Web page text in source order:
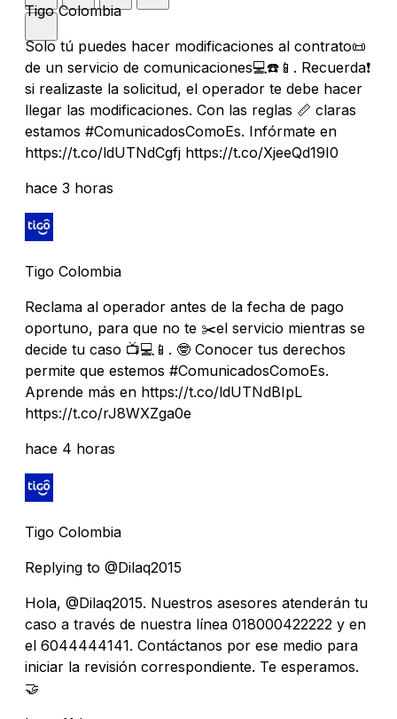
Tigo Colombia
Solo tú puedes hacer modificaciones al contrato📜
de un servicio de comunicaciones💻☎️📱. Recuerda❗
si realizaste la solicitud, el operador te debe hacer
llegar las modificaciones. Con las reglas 📏 claras
estamos #ComunicadosComoEs. Infórmate en
https://t.co/ldUTNdCgfj https://t.co/XjeeQd19I0
hace 3 horas
Tigo Colombia
Reclama al operador antes de la fecha de pago
oportuno, para que no te ✂️el servicio mientras se
decide tu caso 📺💻📱. 🤓 Conocer tus derechos
permite que estemos #ComunicadosComoEs.
Aprende más en https://t.co/ldUTNdBIpL
https://t.co/rJ8WXZga0e
hace 4 horas
Tigo Colombia
Replying to @Dilaq2015
Hola, @Dilaq2015. Nuestros asesores atenderán tu
caso a través de nuestra línea 018000422222 y en
el 6044444141. Contáctanos por ese medio para
iniciar la revisión correspondiente. Te esperamos.
🤝️